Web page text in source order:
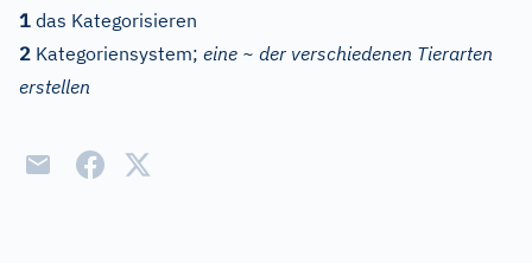
1 das Kategorisieren
2 Kategoriensystem; eine ~ der verschiedenen Tierarten
erstellen